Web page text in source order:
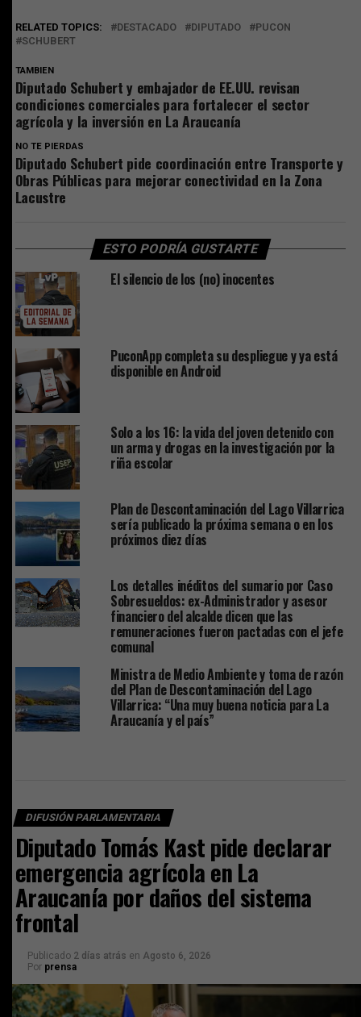
RELATED TOPICS: DESTACADO DIPUTADO
PUCON
SCHUBERT
TAMBIEN
Diputado Schubert y embajador de EE.UU. revisan
condiciones comerciales para fortalecer el sector
agrícola y la inversión en La Araucanía
NO TE PIERDAS
Diputado Schubert pide coordinación entre Transporte y
Obras Públicas para mejorar conectividad en la Zona
Lacustre
ESTO PODRÍA GUSTARTE
El silencio de los (no) inocentes
PuconApp completa su despliegue y ya está
disponible en Android
Solo a los 16: la vida del joven detenido con
un arma y drogas en la investigación por la
riña escolar
Plan de Descontaminación del Lago Villarrica
sería publicado la próxima semana o en los
próximos diez días
Los detalles inéditos del sumario por Caso
Sobresueldos: ex-Administrador y asesor
financiero del alcalde dicen que las
remuneraciones fueron pactadas con el jefe
comunal
Ministra de Medio Ambiente y toma de razón
del Plan de Descontaminación del Lago
Villarrica: “Una muy buena noticia para La
Araucanía y el país”
DIFUSIÓN PARLAMENTARIA
Diputado Tomás Kast pide declarar
emergencia agrícola en La
Araucanía por daños del sistema
frontal
Publicado 2 días atrás en Agosto 6, 2026
Por prensa